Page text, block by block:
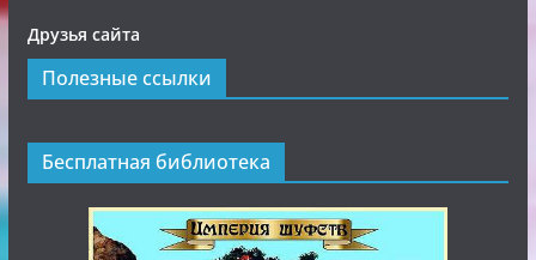
Друзья сайта
Полезные ссылки
Бесплатная библиотека